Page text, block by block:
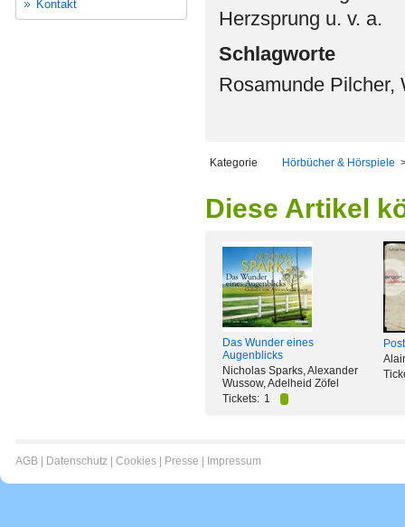
Kontakt
Herzsprung u. v. a.
Schlagworte
Rosamunde Pilcher,
Kategorie Hörbücher & Hörspiele
Diese Artikel
Das Wunder eines
Augenblicks
Nicholas Sparks, Alexander
Wussow, Adelheid Zöfel
Tickets: 1
AGB Datenschutz Cookies Presse Impressum